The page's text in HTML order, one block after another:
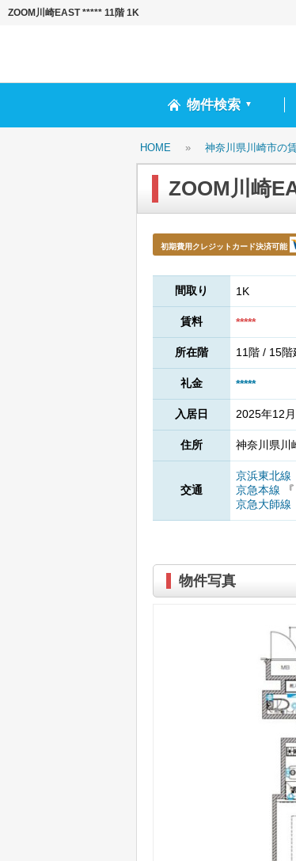
ZOOM川崎EAST ***** 11階 1K
物件検索 ▼
HOME » 神奈川県川崎市の
ZOOM川崎
初期費用クレジットカード決済可能
間取り 1K
賃料 *****
所在階 11階 / 15階
礼金 *****
入居日 2025年12
住所 神奈川県川
交通
京浜東北線
京急本線
『
京急大師線
物件写真